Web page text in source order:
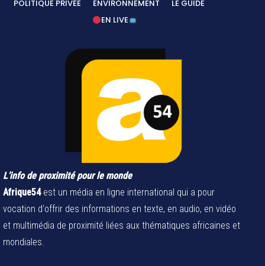
POLITIQUE PRIVÉE
ENVIRONNEMENT
LE GUIDE
EN LIVE
L’info de proximité pour le monde
Afrique54est un média en ligne international qui a pour
vocation d'offrir des informations en texte, en audio, en vidéo
et multimédia de proximité liées aux thématiques africaines et
mondiales.